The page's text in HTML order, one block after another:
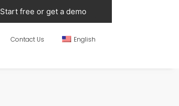
Start free or get a demo
Contact Us
English